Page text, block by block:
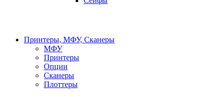
Принтеры, МФУ, Сканеры
МФУ
Принтеры
Опции
Сканеры
Плоттеры